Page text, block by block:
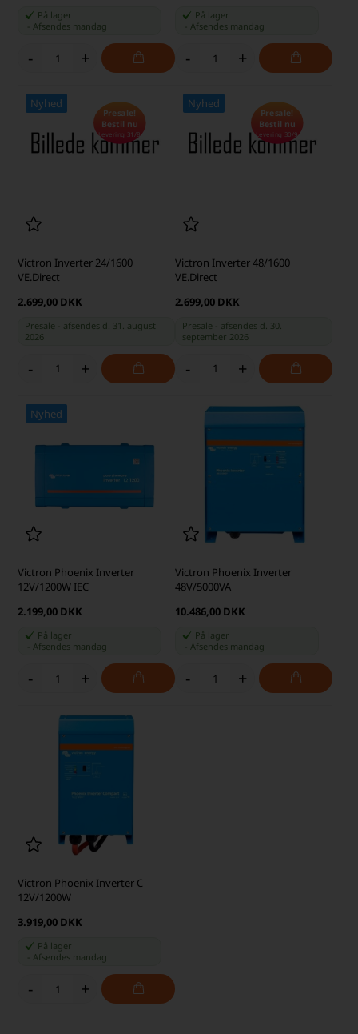
På lager
-Afsendes mandag
- +
På lager
Afsendes mandag
- +
Presale!
Bestil nu
Levering 31/8
Nyhed
Victron Inverter 24/1600
VE.Direct
2.699,00 DKK
Presale - afsendes d. 31. august
2026
- +
Presale!
Bestil nu
Levering 30/9
Nyhed
Victron Inverter 48/1600
VE.Direct
2.699,00 DKK
Presale - afsendes d. 30.
september 2026
- +
Nyhed
Victron Phoenix Inverter
12V/1200W IEC
2.199,00 DKK
På lager
-Afsendes mandag
- +
Victron Phoenix Inverter
48V/5000VA
10.486,00 DKK
På lager
Afsendes mandag
- +
Victron Phoenix Inverter C
12V/1200W
3.919,00 DKK
På lager
-Afsendes mandag
- +